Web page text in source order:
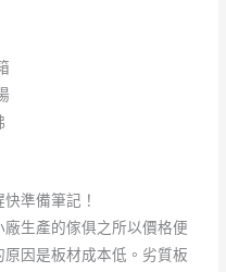
準備筆記！
生產的傢俱之所以價格便
因是板材成本低。劣質板